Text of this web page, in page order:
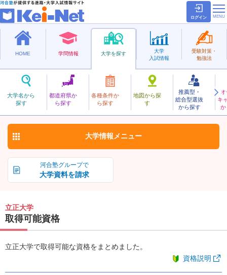
ログイン
HOME 学問情報 大学を探す
大学名から
探す
都道府県か
ら探す
各種条件か
ら探す
地図から探
す
推薦型・
総合型選抜
から探す
キ
か
大学
入試情報
受験対策・
勉強法
私立
りっしょう
立正大学 お気に入り
河合塾グループで
大学資料を請求
大学情報 メニュー
立正大学
取得可能資格
立正大学で取得可能な資格をまとめました。
資格説明